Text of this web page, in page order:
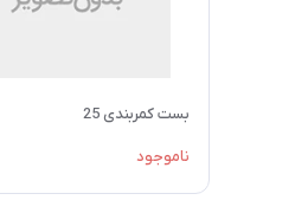
بست کمربندی 25
ناموجود